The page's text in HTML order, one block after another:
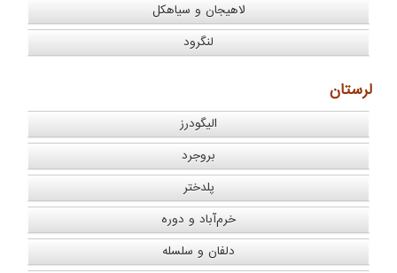
لاهیجان و سیاهکل
لنگرود
لرستان
الیگودرز
بروجرد
پلدختر
خرم‌آباد و دوره
دلفان و سلسله